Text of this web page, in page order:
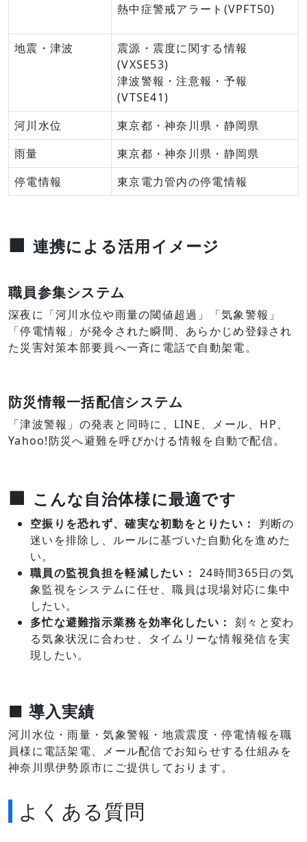
熱中症警戒アラート(VPFT50)
地震・津波
震源・震度に関する情報
(VXSE53)
津波警報・注意報・予報
(VTSE41)
河川水位
東京都・神奈川県・静岡県
雨量
東京都・神奈川県・静岡県
停電情報
東京電力管内の停電情報
■ 連携による活用イメージ
職員参集システム
深夜に「河川水位や雨量の閾値超過」「気象警報」
「停電情報」が発令された瞬間、あらかじめ登録され
た災害対策本部要員へ一斉に電話で自動架電。
防災情報一括配信システム
「津波警報」の発表と同時に、LINE、メール、HP、
Yahoo!防災へ避難を呼びかける情報を自動で配信。
■ こんな自治体様に最適です
空振りを恐れず、確実な初動をとりたい： 判断の
迷いを排除し、ルールに基づいた自動化を進めた
い。
職員の監視負担を軽減したい： 24時間365日の気
象監視をシステムに任せ、職員は現場対応に集中
したい。
多忙な避難指示業務を効率化したい： 刻々と変わ
る気象状況に合わせ、タイムリーな情報発信を実
現したい。
■ 導入実績
河川水位・雨量・気象警報・地震震度・停電情報を職
員様に電話架電、メール配信でお知らせする仕組みを
神奈川県伊勢原市に ご提供しております。
よくある質問